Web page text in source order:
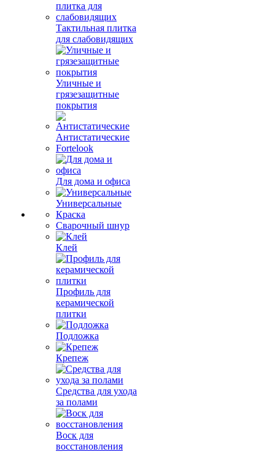
Тактильная плитка
для слабовидящих
Уличные и
грязезащитные
покрытия
Антистатические
Fortelook
Для дома и офиса
Универсальные
Краска
Сварочный шнур
Клей
Профиль для
керамической
плитки
Подложка
Крепеж
Средства для ухода
за полами
Воск для
восстановления